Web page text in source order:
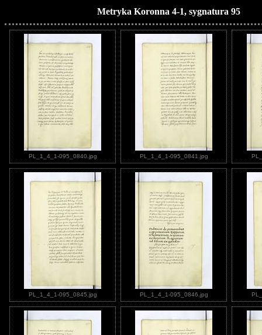
Metryka Koronna 4-1, sygnatura 95
PL_1_4_1-095_0840.jpg PL_1_4_1-095_0841.jpg
PL_1_4_1-095_0845.jpg PL_1_4_1-095_0846.jpg